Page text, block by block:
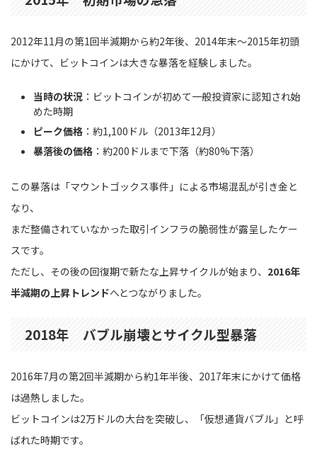
2012年11月の第1回半減期から約2年後、2014年末〜2015年初頭
にかけて、ビットコインは大きな暴落を経験しました。
当時の状況 ：ビットコインが初めて一般投資家に認知され始
めた時期
ピーク価格 ：約1,100ドル（2013年12月）
暴落後の価格 ：約200ドルまで下落（約80%下落）
この暴落は「マウントゴックス事件」による市場混乱が引き金と
なり、
まだ整備されていなかった取引インフラの脆弱性が露呈したケー
スです。
ただし、その後の回復期で新たな上昇サイクルが始まり、 2016年
半減期の上昇トレンドへとつながりました。
2018年 バブル崩壊とサイクル型暴落
2016年7月の第2回半減期から約1年半後、2017年末にかけて価格
は過熱しました。
ビットコインは2万ドルの大台を突破し、「仮想通貨バブル」と呼
ばれた時期です。